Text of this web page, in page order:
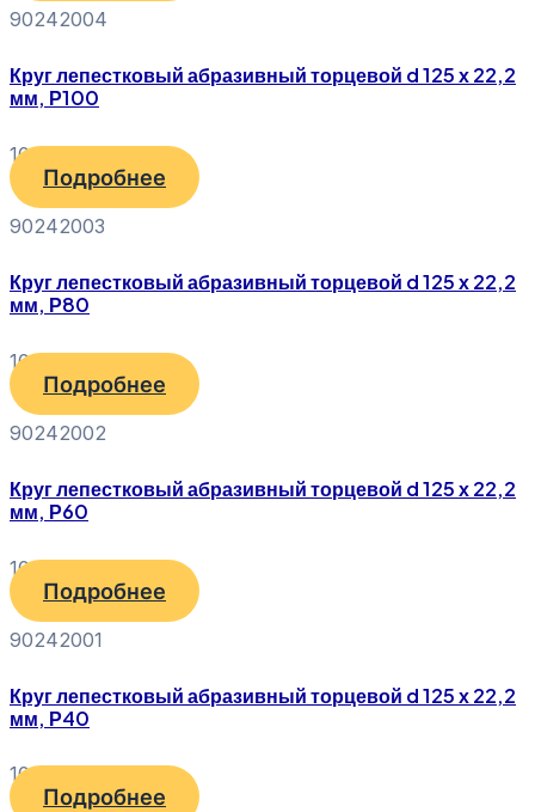
90242004
Круг лепестковый абразивный торцевой d 125 х 22,2
мм, Р100
100₽
Подробнее
90242003
Круг лепестковый абразивный торцевой d 125 х 22,2
мм, Р80
100₽
Подробнее
90242002
Круг лепестковый абразивный торцевой d 125 х 22,2
мм, Р60
100₽
Подробнее
90242001
Круг лепестковый абразивный торцевой d 125 х 22,2
мм, Р40
100
Подробнее